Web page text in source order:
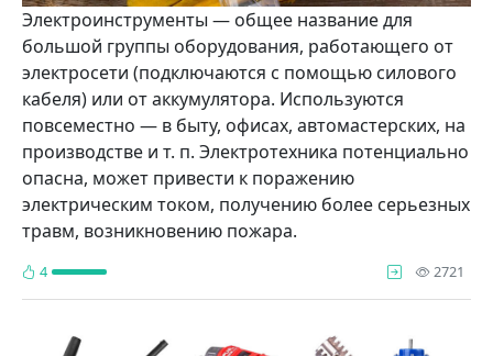
Электроинструменты — общее название для
большой группы оборудования, работающего от
электросети (подключаются с помощью силового
кабеля) или от аккумулятора. Используются
повсеместно — в быту, офисах, автомастерских, на
производстве и т. п. Электротехника потенциально
опасна, может привести к поражению
электрическим током, получению более серьезных
травм, возникновению пожара.
4 2721